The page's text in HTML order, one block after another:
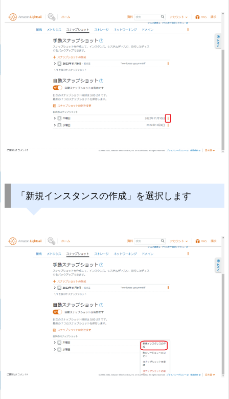
「新規インスタンスの作成」を選択します